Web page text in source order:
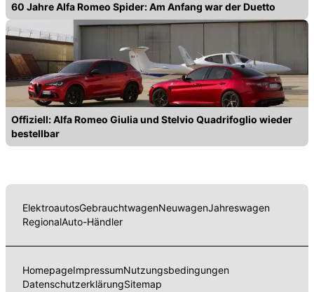
60 Jahre Alfa Romeo Spider: Am Anfang war der Duetto
Offiziell: Alfa Romeo Giulia und Stelvio Quadrifoglio wieder
bestellbar
ElektroautosGebrauchtwagenNeuwagenJahreswagen
RegionalAuto-Händler
HomepageImpressumNutzungsbedingungen
DatenschutzerklärungSitemap